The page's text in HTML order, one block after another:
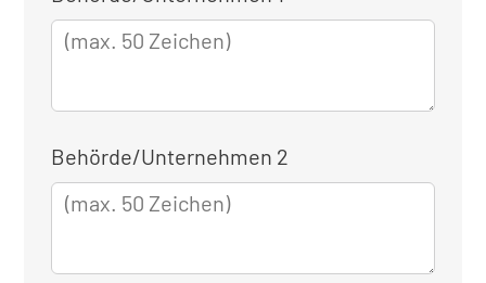
für
die
Behörde/Unternehmen 2